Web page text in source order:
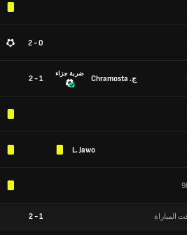
0 - 2
ج. Chramosta
ضربة جزاء
1 - 2
L. Jawo
المباراة 1
-
2